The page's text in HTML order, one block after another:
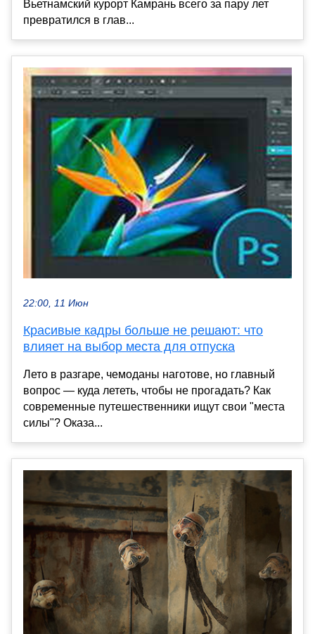
Вьетнамский курорт Камрань всего за пару лет
превратился в глав...
22:00, 11 Июн
Красивые кадры больше не решают: что
влияет на выбор места для отпуска
Лето в разгаре, чемоданы наготове, но главный
вопрос — куда лететь, чтобы не прогадать? Как
современные путешественники ищут свои "места
силы"? Оказа...